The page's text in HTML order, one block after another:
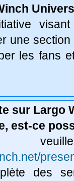
une
les fans
sur Largo
est-ce
des